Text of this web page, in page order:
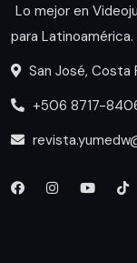
Lo mejor en
para Latinoamérica.
San José, Costa
+506 8717-